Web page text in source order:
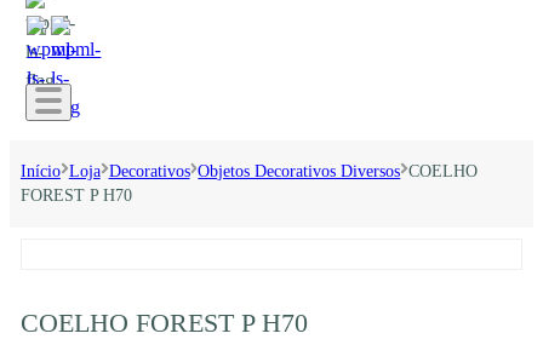
Início Loja Decorativos Objetos Decorativos Diversos COELHO
FOREST P H70
COELHO FOREST P H70